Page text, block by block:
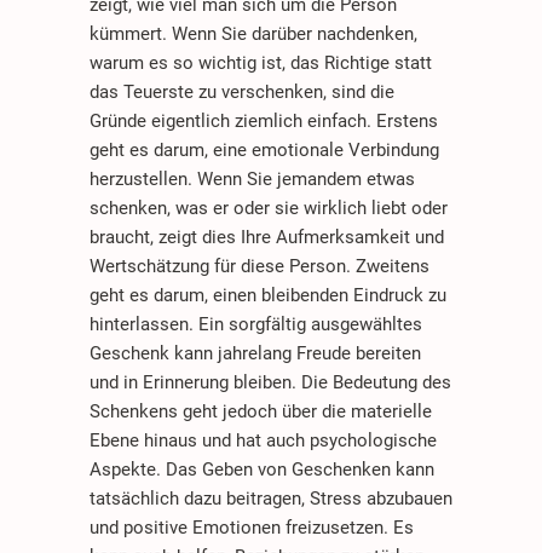
zeigt, wie viel man sich um die Person
kümmert. Wenn Sie darüber nachdenken,
warum es so wichtig ist, das Richtige statt
das Teuerste zu verschenken, sind die
Gründe eigentlich ziemlich einfach. Erstens
geht es darum, eine emotionale Verbindung
herzustellen. Wenn Sie jemandem etwas
schenken, was er oder sie wirklich liebt oder
braucht, zeigt dies Ihre Aufmerksamkeit und
Wertschätzung für diese Person. Zweitens
geht es darum, einen bleibenden Eindruck zu
hinterlassen. Ein sorgfältig ausgewähltes
Geschenk kann jahrelang Freude bereiten
und in Erinnerung bleiben. Die Bedeutung des
Schenkens geht jedoch über die materielle
Ebene hinaus und hat auch psychologische
Aspekte. Das Geben von Geschenken kann
tatsächlich dazu beitragen, Stress abzubauen
und positive Emotionen freizusetzen. Es